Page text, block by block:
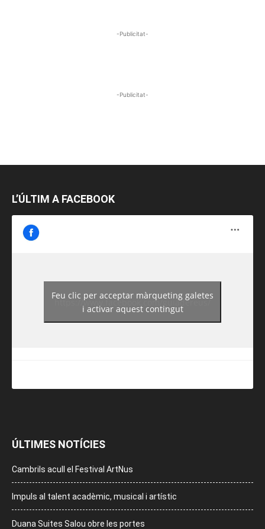
-Publicitat-
-Publicitat-
L’ÚLTIM A FACEBOOK
https://www.facebook.com/guiadereus/
Feu clic per acceptar màrqueting galetes
i activar aquest contingut
ÚLTIMES NOTÍCIES
Cambrils acull el Festival ArtNus
Impuls al talent acadèmic, musical i artístic
Duana Suites Salou obre les portes